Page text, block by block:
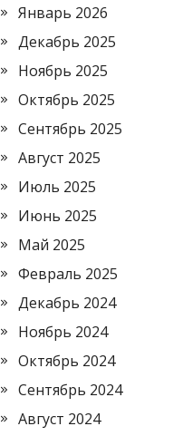
Январь 2026
Декабрь 2025
Ноябрь 2025
Октябрь 2025
Сентябрь 2025
Август 2025
Июль 2025
Июнь 2025
Май 2025
Февраль 2025
Декабрь 2024
Ноябрь 2024
Октябрь 2024
Сентябрь 2024
Август 2024